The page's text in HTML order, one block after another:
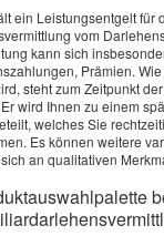
aus Berlin,
für meine speziellen
Die Zusammenarbeit
weiter.
ein Leistungsentgelt für
vom
kann sich
Prämien.
steht zum Zeitpunkt
wird Ihnen zu einem
welches Sie
Es können weitere
an qualitativen